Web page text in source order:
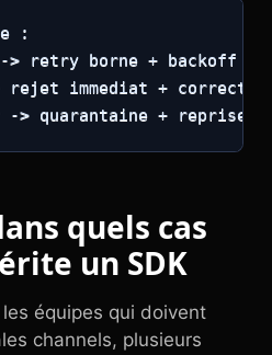
:
retry borne + backoff
immediat +
-> quarantaine + reprise
quels cas
un SDK
équipes qui doivent
channels, plusieurs